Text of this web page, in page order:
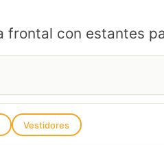
frontal con estantes
Vestidores